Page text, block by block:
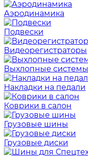
Аэродинамика
Подвески
Видеорегистраторы
Выхлопные системы
Накладки на педали
Коврики в салон
Грузовые шины
Грузовые диски